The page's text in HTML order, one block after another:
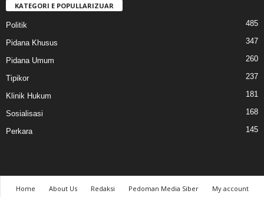
KATEGORI E POPULLARIZUAR
Politik 485
Pidana Khusus 347
Pidana Umum 260
Tipikor 237
Klinik Hukum 181
Sosialisasi 168
Perkara 145
Home About Us Redaksi Pedoman Media Siber My account